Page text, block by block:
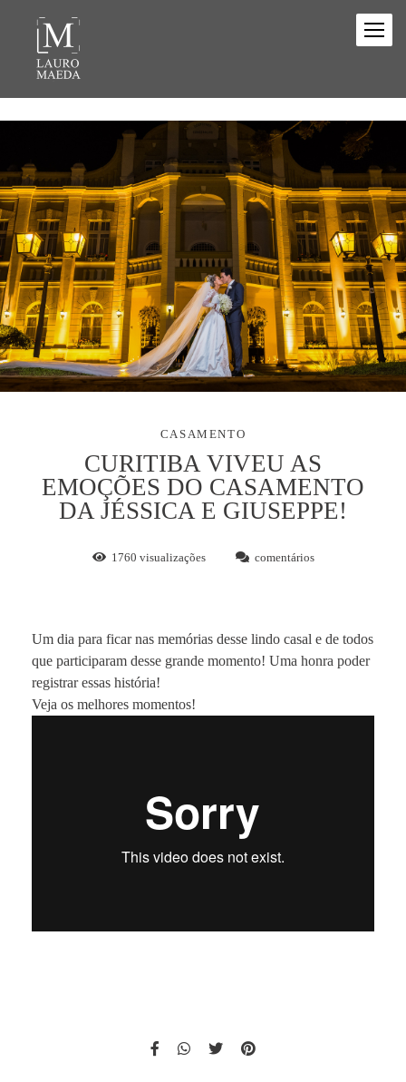
CASAMENTO
CURITIBA VIVEU AS
EMOÇÕES DO CASAMENTO
DA JÉSSICA E GIUSEPPE!
1760 visualizações comentários
Um dia para ficar nas memórias desse lindo casal e de todos
que participaram desse grande momento! Uma honra poder
registrar essas história!
Veja os melhores momentos!